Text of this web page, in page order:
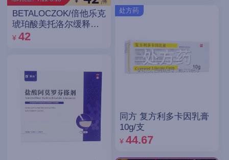
BETALOCZOK/倍他乐克
琥珀酸美托洛尔缓释片
47.5mg*14片*2板
¥ 42
处方药
同方 复方利多卡因乳膏
10g/支
¥ 44.67